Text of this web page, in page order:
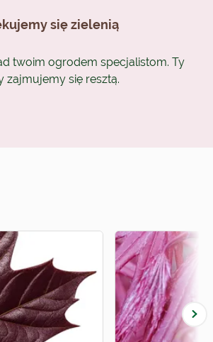
się zielenią
twoim ogrodem specjalistom. Ty
zajmujemy się resztą.